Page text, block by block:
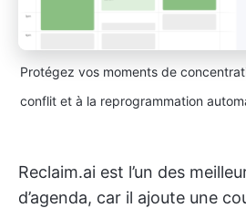
Protégez vos moments de
conflit et à la reprogrammation
Reclaim.ai est l’un des
d’agenda, car il ajoute une